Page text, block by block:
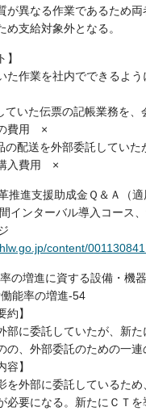
が異なる作業であるため
め支給対象外となる。
】
た作業を社内でできるよ
ていた伝票の記帳業務を
費用 ×
の配送を外部委託してい
入費用 ×
推進支援助成金Ｑ＆Ａ（
インターバル導入コース
content/
増進に資する設備・機器
能率の増進-54
約】
部に委託していたが、新
の、外部委託のための一
容】
を外部に委託しているた
必要になる。新たにＣＴ